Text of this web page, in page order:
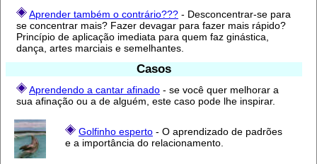
Aprender também o contrário??? - Desconcentrar-se para
se concentrar mais? Fazer devagar para fazer mais rápido?
Princípio de aplicação imediata para quem faz ginástica,
dança, artes marciais e semelhantes.
Casos
Aprendendo a cantar afinado - se você quer melhorar a
sua afinação ou a de alguém, este caso pode lhe inspirar.
Golfinho esperto - O aprendizado de padrões
e a importância do relacionamento.